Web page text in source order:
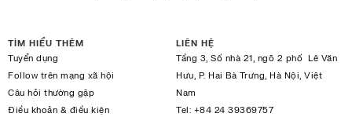
TÌM HIỂU THÊM
Tuyển dụng
Follow trên mạng xã hội
Câu hỏi thường gặp
Điều khoản & điều kiện
LIÊN HỆ
Tầng 3, Số nhà 21, ngõ 2 phố Lê Văn
Hưu, P. Hai Bà Trưng, Hà Nội, Việt
Nam
Tel: +84 24 39369757